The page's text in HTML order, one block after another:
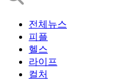
전체뉴스
피플
헬스
라이프
컬처